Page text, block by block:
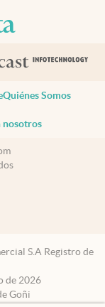
Quiénes Somos
nosotros
S.A Registro de
de 2026
Goñi